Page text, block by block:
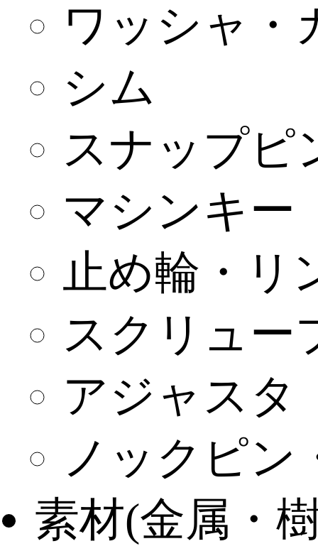
ワッシャ・
シム
スナップピ
マシンキー
止め輪・リ
スクリュー
アジャスタ
ノックピン
素材(金属・